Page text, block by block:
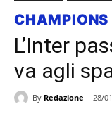
CHAMPIONS
L’Inter
va agli
By Redazione 28/